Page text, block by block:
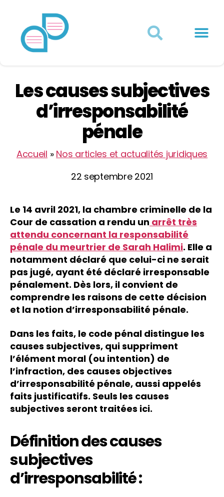
Les causes subjectives
d’irresponsabilité
pénale
Accueil » Nos articles et actualités juridiques
22 septembre 2021
Le 14 avril 2021, la chambre criminelle de la
Cour de cassation a rendu un arrêt très
attendu concernant la responsabilité
pénale du meurtrier de Sarah Halimi. Elle a
notamment déclaré que celui-ci ne serait
pas jugé, ayant été déclaré irresponsable
pénalement. Dès lors, il convient de
comprendre les raisons de cette décision
et la notion d’irresponsabilité pénale.
Dans les faits, le code pénal distingue les
causes subjectives, qui suppriment
l’élément moral (ou intention) de
l’infraction, des causes objectives
d’irresponsabilité pénale, aussi appelés
faits justificatifs. Seuls les causes
subjectives seront traitées ici.
Définition des causes
subjectives
d’irresponsabilité :